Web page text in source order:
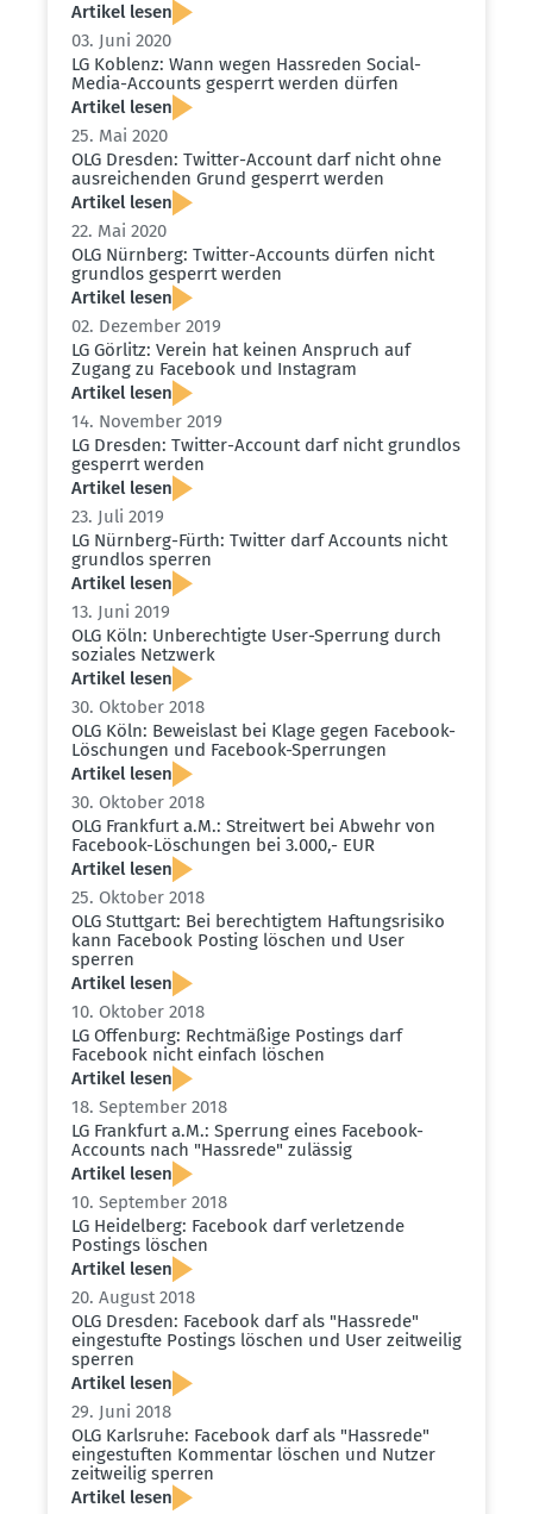
Artikel lesen
03. Juni 2020
LG Koblenz: Wann wegen Hassreden Social-
Media-Accounts gesperrt werden dürfen
Artikel lesen
25. Mai 2020
OLG Dresden: Twitter-Account darf nicht ohne
ausrei­chenden Grund gesperrt werden
Artikel lesen
22. Mai 2020
OLG Nürnberg: Twitter-Accounts dürfen nicht
grundlos gesperrt werden
Artikel lesen
02. Dezember 2019
LG Görlitz: Verein hat keinen Anspruch auf
Zugang zu Facebook und Instagram
Artikel lesen
14. November 2019
LG Dresden: Twitter-Account darf nicht grundlos
gesperrt werden
Artikel lesen
23. Juli 2019
LG Nürnberg-Fürth: Twitter darf Accounts nicht
grundlos sperren
Artikel lesen
13. Juni 2019
OLG Köln: Unberech­tigte User-Sperrung durch
soziales Netzwerk
Artikel lesen
30. Oktober 2018
OLG Köln: Beweislast bei Klage gegen Facebook-
Löschungen und Facebook-Sperrungen
Artikel lesen
30. Oktober 2018
OLG Frankfurt a.M.: Streitwert bei Abwehr von
Facebook-Löschungen bei 3.000,- EUR
Artikel lesen
25. Oktober 2018
OLG Stuttgart: Bei berech­tigtem Haftungs­risiko
kann Facebook Posting löschen und User
sperren
Artikel lesen
10. Oktober 2018
LG Offenburg: Recht­mäßige Postings darf
Facebook nicht einfach löschen
Artikel lesen
18. September 2018
LG Frankfurt a.M.: Sperrung eines Facebook-
Accounts nach "Hassrede" zulässig
Artikel lesen
10. September 2018
LG Heidelberg: Facebook darf verlet­zende
Postings löschen
Artikel lesen
20. August 2018
OLG Dresden: Facebook darf als "Hassrede"
einge­stufte Postings löschen und User zeitweilig
sperren
Artikel lesen
29. Juni 2018
OLG Karlsruhe: Facebook darf als "Hassrede"
einge­stuften Kommentar löschen und Nutzer
zeitweilig sperren
Artikel lesen